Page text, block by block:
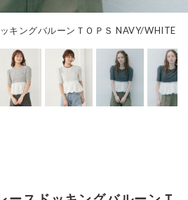
キングバルーンＴＯＰＳ NAVY/WHITE